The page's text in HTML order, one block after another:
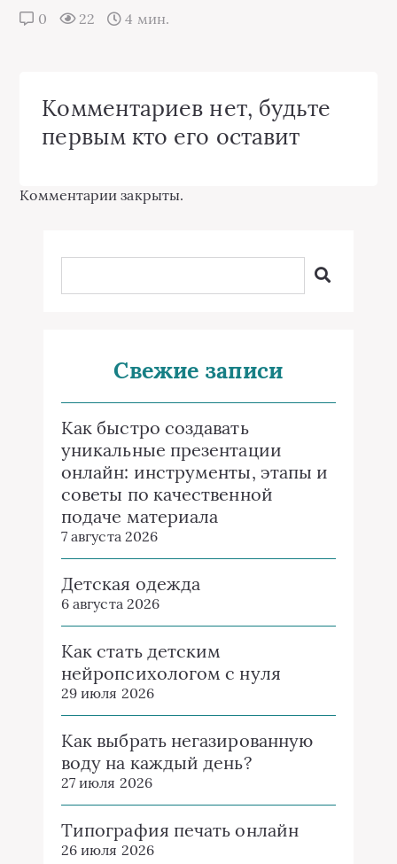
0 22 4 мин.
Комментариев нет, будьте
первым кто его оставит
Комментарии закрыты.
Свежие записи
Как быстро создавать
уникальные презентации
онлайн: инструменты, этапы и
советы по качественной
подаче материала
7 августа 2026
Детская одежда
6 августа 2026
Как стать детским
нейропсихологом с нуля
29 июля 2026
Как выбрать негазированную
воду на каждый день?
27 июля 2026
Типография печать онлайн
26 июля 2026